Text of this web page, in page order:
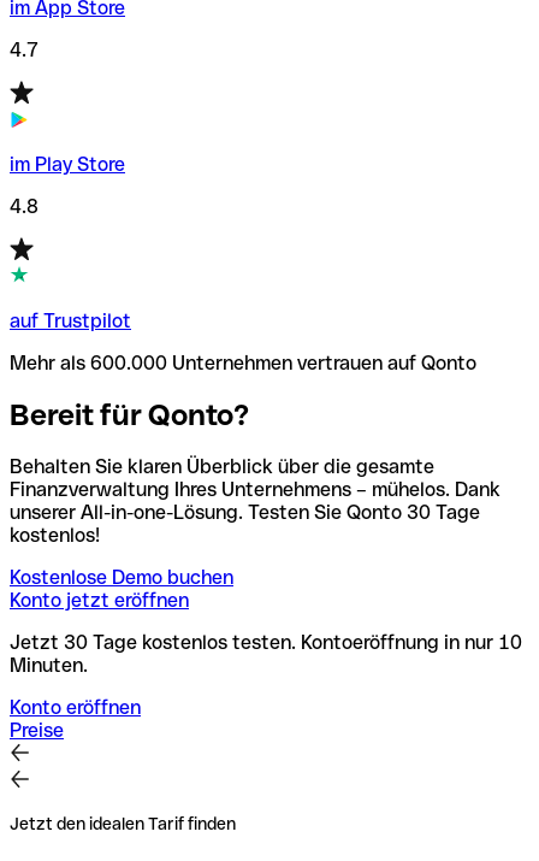
im App Store
4.7
im Play Store
4.8
auf Trustpilot
Mehr als 600.000 Unternehmen vertrauen auf Qonto
Bereit für Qonto?
Behalten Sie klaren Überblick über die gesamte
Finanzverwaltung Ihres Unternehmens – mühelos. Dank
unserer All-in-one-Lösung. Testen Sie Qonto 30 Tage
kostenlos!
Kostenlose Demo buchen
Konto jetzt eröffnen
Jetzt 30 Tage kostenlos testen. Kontoeröffnung in nur 10
Minuten.
Konto eröffnen
Preise
Jetzt den idealen Tarif finden